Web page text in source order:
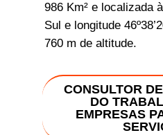
986 Km² e localizada
Sul e longitude
760 m de altitude.
CONSULTOR
DO
EMPRESAS